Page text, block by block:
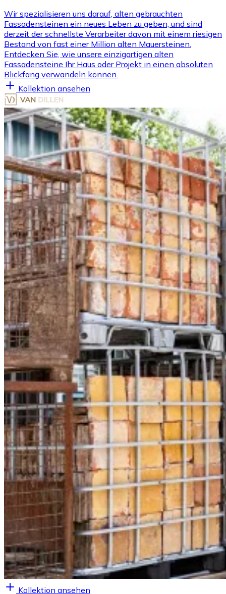
Wir spezialisieren uns darauf, alten gebrauchten
Fassadensteinen ein neues Leben zu geben, und sind
derzeit der schnellste Verarbeiter davon mit einem riesigen
Bestand von fast einer Million alten Mauersteinen.
Entdecken Sie, wie unsere einzigartigen alten
Fassadensteine Ihr Haus oder Projekt in einen absoluten
Blickfang verwandeln können.
Kollektion ansehen
Kollektion ansehen